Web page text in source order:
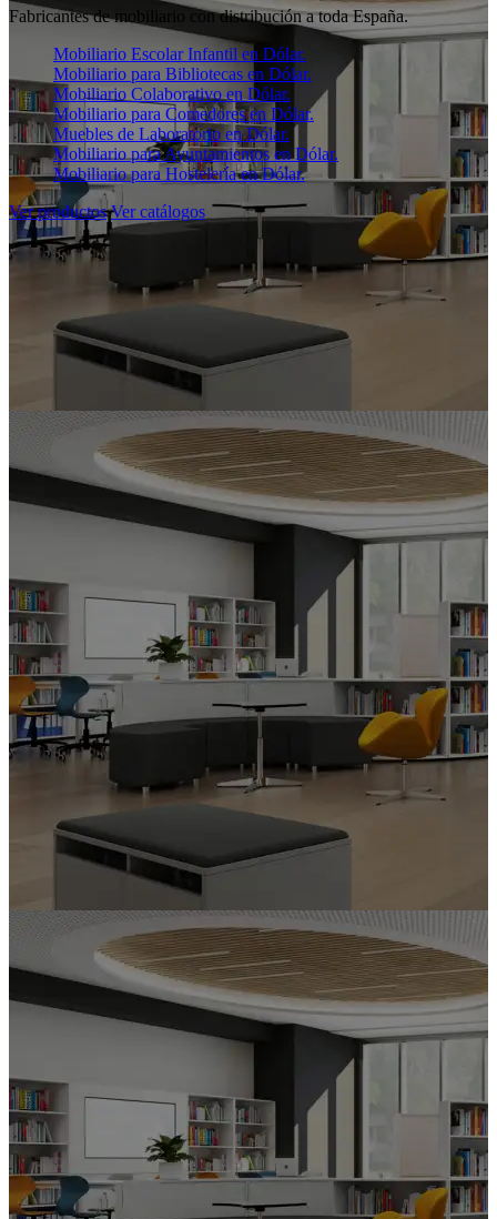
Fabricantes de mobiliario con distribución a toda España.
Mobiliario Escolar Infantil en Dólar.
Mobiliario para Bibliotecas en Dólar.
Mobiliario Colaborativo en Dólar.
Mobiliario para Comedores en Dólar.
Muebles de Laboratorio en Dólar.
Mobiliario para Ayuntamientos en Dólar.
Mobiliario para Hostelería en Dólar.
Ver productos Ver catálogos